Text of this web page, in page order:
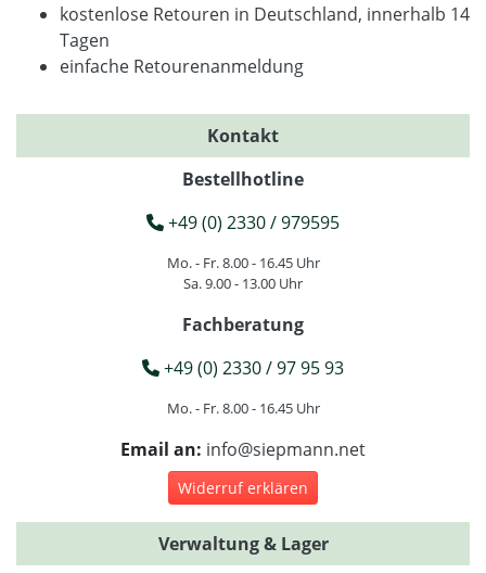
kostenlose Retouren in Deutschland, innerhalb 14
Tagen
einfache Retourenanmeldung
Kontakt
Bestellhotline
+49 (0) 2330 / 979595
Mo. - Fr. 8.00 - 16.45 Uhr
Sa. 9.00 - 13.00 Uhr
Fachberatung
+49 (0) 2330 / 97 95 93
Mo. - Fr. 8.00 - 16.45 Uhr
Email an: info@siepmann.net
Widerruf erklären
Verwaltung & Lager